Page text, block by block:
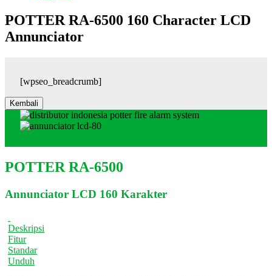
POTTER RA-6500 160 Character LCD
Annunciator
[wpseo_breadcrumb]
POTTER RA-6500
Annunciator LCD 160 Karakter
Deskripsi
Fitur
Standar
Unduh